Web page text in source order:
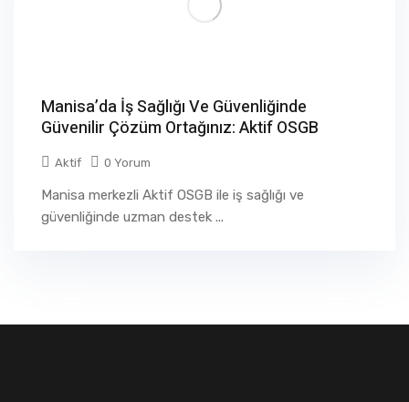
Manisa’da İş Sağlığı Ve Güvenliğinde
Güvenilir Çözüm Ortağınız: Aktif OSGB
Aktif 0 Yorum
Manisa merkezli Aktif OSGB ile iş sağlığı ve
güvenliğinde uzman destek ...